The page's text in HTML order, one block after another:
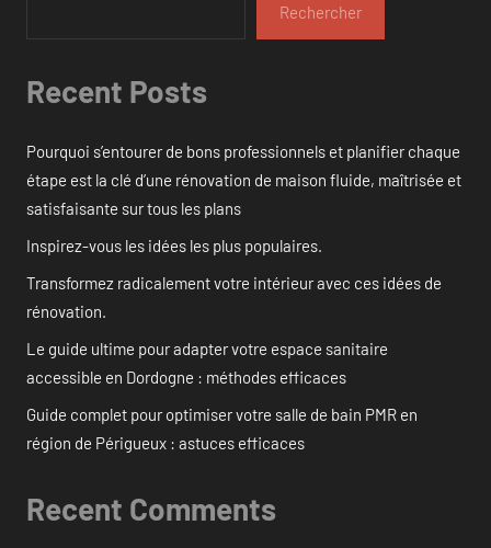
Rechercher
Recent Posts
Pourquoi s’entourer de bons professionnels et planifier chaque
étape est la clé d’une rénovation de maison fluide, maîtrisée et
satisfaisante sur tous les plans
Inspirez-vous les idées les plus populaires.
Transformez radicalement votre intérieur avec ces idées de
rénovation.
Le guide ultime pour adapter votre espace sanitaire
accessible en Dordogne : méthodes efficaces
Guide complet pour optimiser votre salle de bain PMR en
région de Périgueux : astuces efficaces
Recent Comments